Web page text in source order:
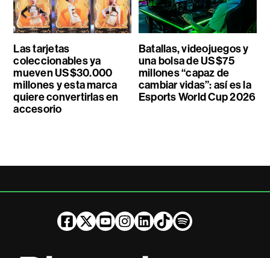
Las tarjetas
coleccionables ya
mueven US$30.000
millones y esta marca
quiere convertirlas en
accesorio
Batallas, videojuegos y
una bolsa de US$75
millones “capaz de
cambiar vidas”: así es la
Esports World Cup 2026